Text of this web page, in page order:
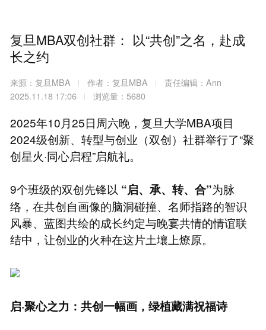
复旦MBA双创社群： 以“共创”之名，赴成
长之约
来源：复旦MBA 作者：复旦MBA
责任编辑：Ann
2025.11.18 17:06
浏览量：5680
2025年10月25日周六晚，复旦大学MBA项目
2024级创新、转型与创业（双创）社群举行了“聚
创星火·同心启程”启航礼。
9个班级的双创先锋以 “启、承、转、合”为脉
络，在共创自画像的脑洞碰撞、名师指路的智识
风暴、蓝图共绘的成长约定与晚宴共情的情谊联
结中，让创业的火种在这片土壤上燎原。
启·聚心之力：共创一幅画，绿植藏满祝福诗